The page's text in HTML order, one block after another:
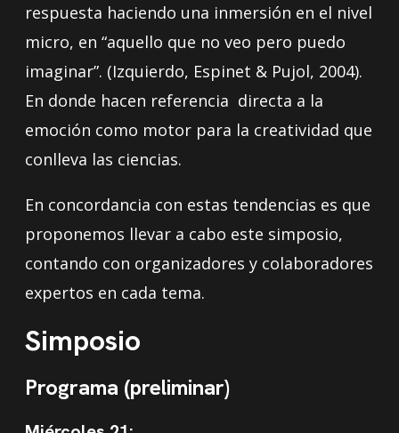
respuesta haciendo una inmersión en el nivel
micro, en “aquello que no veo pero puedo
imaginar”. (Izquierdo, Espinet & Pujol, 2004).
En donde hacen referencia directa a la
emoción como motor para la creatividad que
conlleva las ciencias.
En concordancia con estas tendencias es que
proponemos llevar a cabo este simposio,
contando con organizadores y colaboradores
expertos en cada tema.
Simposio
Programa (preliminar)